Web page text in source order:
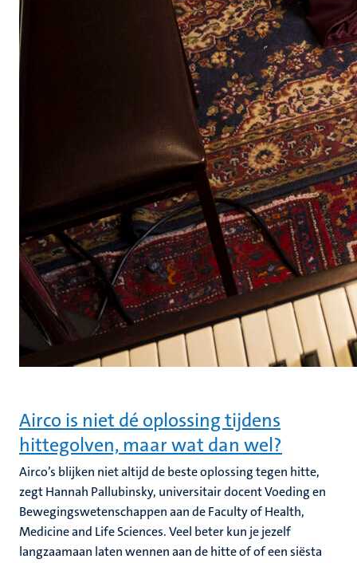
Airco is niet dé oplossing tijdens
hittegolven, maar wat dan wel?
Airco’s blijken niet altijd de beste oplossing tegen hitte,
zegt Hannah Pallubinsky, universitair docent Voeding en
Bewegingswetenschappen aan de Faculty of Health,
Medicine and Life Sciences. Veel beter kun je jezelf
langzaamaan laten wennen aan de hitte of of een siësta